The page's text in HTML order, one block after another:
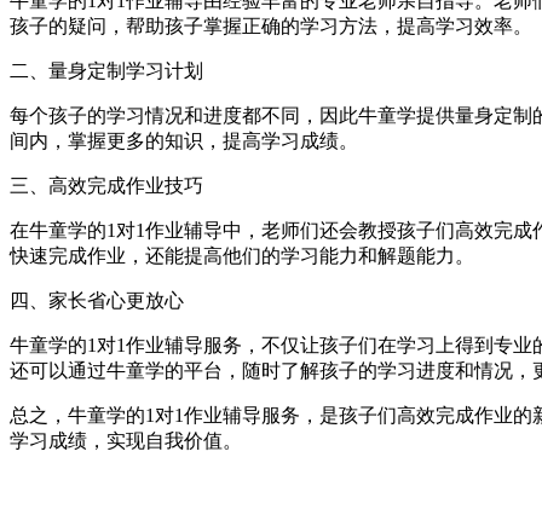
孩子的疑问，帮助孩子掌握正确的学习方法，提高学习效率。
二、量身定制学习计划
每个孩子的学习情况和进度都不同，因此牛童学提供量身定
间内，掌握更多的知识，提高学习成绩。
三、高效完成作业技巧
在牛童学的1对1作业辅导中，老师们还会教授孩子们高效完成作
快速完成作业，还能提高他们的学习能力和解题能力。
四、家长省心更放心
牛童学的1对1作业辅导服务，不仅让孩子们在学习上得到专业的
还可以通过牛童学的平台，随时了解孩子的学习进度和情况，
总之，牛童学的1对1作业辅导服务，是孩子们高效完成作业
学习成绩，实现自我价值。